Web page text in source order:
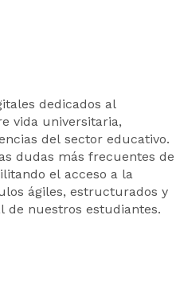
dedicados al
vida universitaria,
del sector educativo.
dudas más frecuentes de
el acceso a la
ágiles, estructurados y
de nuestros estudiantes.